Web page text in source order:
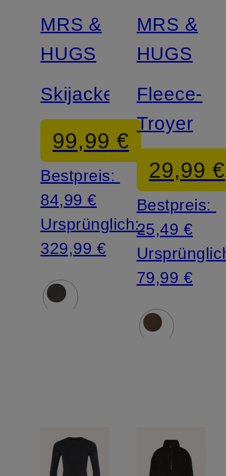
MRS &
HUGS
Skijacke
99,99 €
Bestpreis:
84,99 €
Ursprünglich:
329,99 €
MRS &
HUGS
Fleece-
Troyer
29,99 €
Bestpreis:
25,49 €
79,99 €